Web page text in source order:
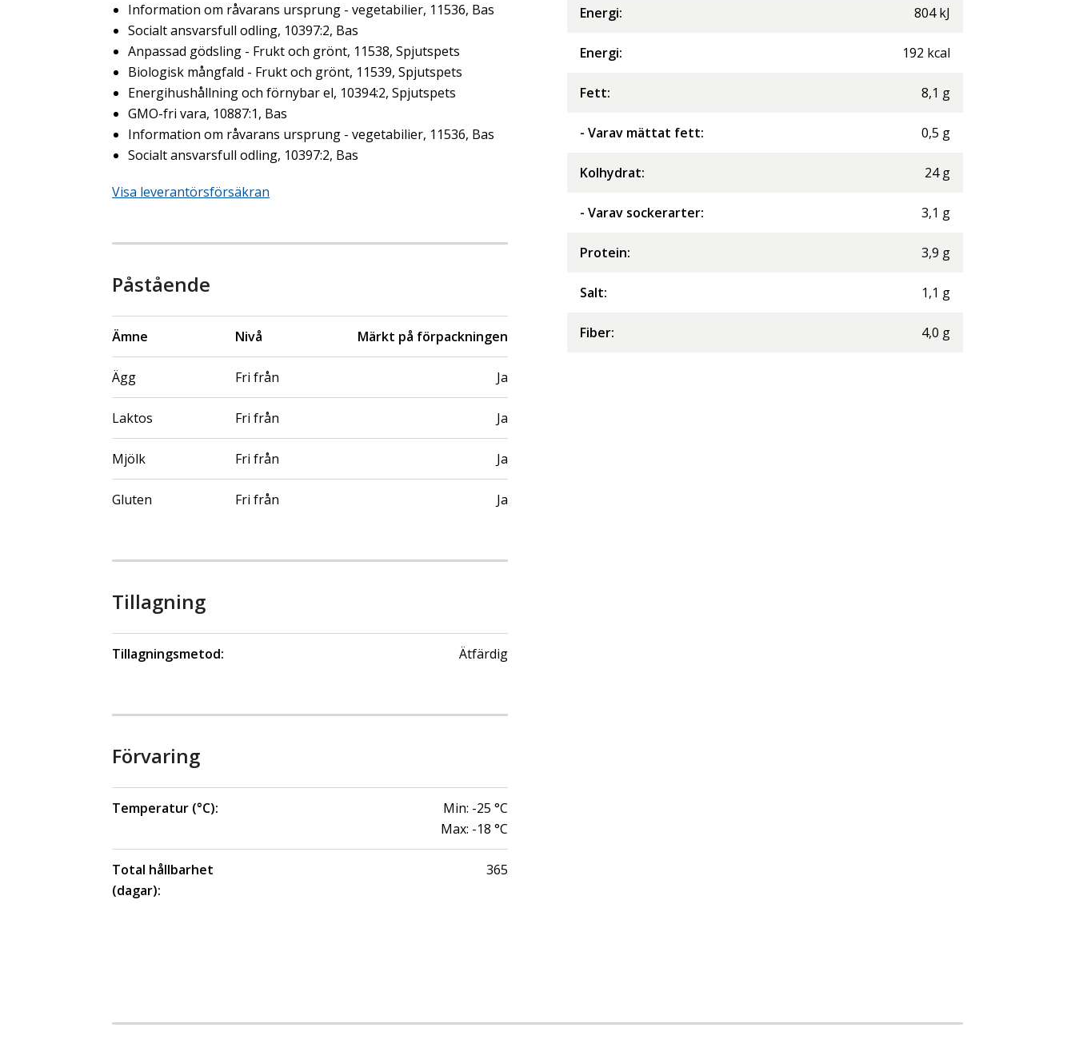
Information om råvarans ursprung - vegetabilier, 11536, Bas
Socialt ansvarsfull odling, 10397:2, Bas
Anpassad gödsling - Frukt och grönt, 11538, Spjutspets
Biologisk mångfald - Frukt och grönt, 11539, Spjutspets
Energihushållning och förnybar el, 10394:2, Spjutspets
GMO-fri vara, 10887:1, Bas
Information om råvarans ursprung - vegetabilier, 11536, Bas
Socialt ansvarsfull odling, 10397:2, Bas
Visa leverantörsförsäkran
Påstående
Ämne Nivå Märkt på förpackningen
Ägg Fri från Ja
Laktos Fri från Ja
Mjölk Fri från Ja
Gluten Fri från Ja
Tillagning
Tillagningsmetod: Ätfärdig
Förvaring
Temperatur (°C): Min: -25 °C
Max: -18 °C
Total hållbarhet
(dagar):
365
Energi: 804 kJ
Energi: 192 kcal
Fett: 8,1 g
- Varav mättat fett: 0,5 g
Kolhydrat: 24 g
- Varav sockerarter: 3,1 g
Protein: 3,9 g
Salt: 1,1 g
Fiber: 4,0 g